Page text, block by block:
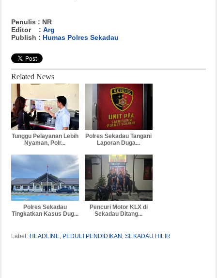
Penulis : NR
Editor : Arg
Publish : Humas Polres Sekadau
Related News
Tunggu Pelayanan Lebih
Nyaman, Polr...
Polres Sekadau Tangani
Laporan Duga...
Polres Sekadau
Tingkatkan Kasus Dug...
Pencuri Motor KLX di
Sekadau Ditang...
Label: HEADLINE, PEDULI PENDIDIKAN ,SEKADAU HILIR